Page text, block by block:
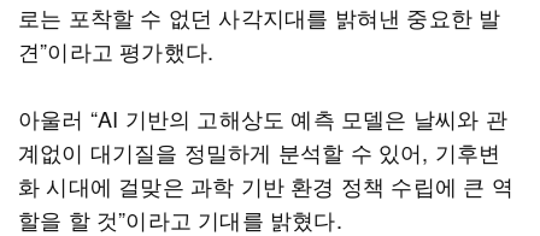
로는 포착할 수 없던 사각지대를 밝혀낸 중요한 발
견”이라고 평가했다.
아울러 “AI 기반의 고해상도 예측 모델은 날씨와 관
계없이 대기질을 정밀하게 분석할 수 있어, 기후변
화 시대에 걸맞은 과학 기반 환경 정책 수립에 큰 역
할을 할 것”이라고 기대를 밝혔다.